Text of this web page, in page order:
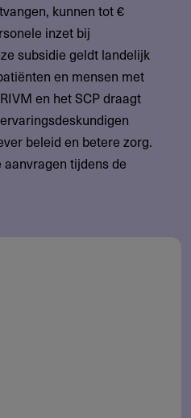
kunnen tot €
inzet bij
subsidie geldt landelijk
en mensen met
en het SCP draagt
beleid en betere zorg.
tijdens de